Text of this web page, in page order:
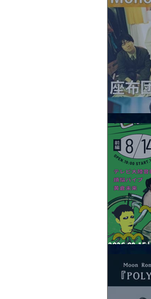
2026.08.13
2026.08.15 |